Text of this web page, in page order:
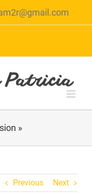
»
Previous Next